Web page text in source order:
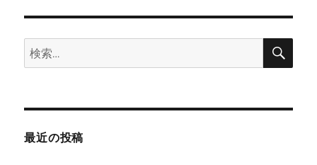
検
索:
検
最近の投稿